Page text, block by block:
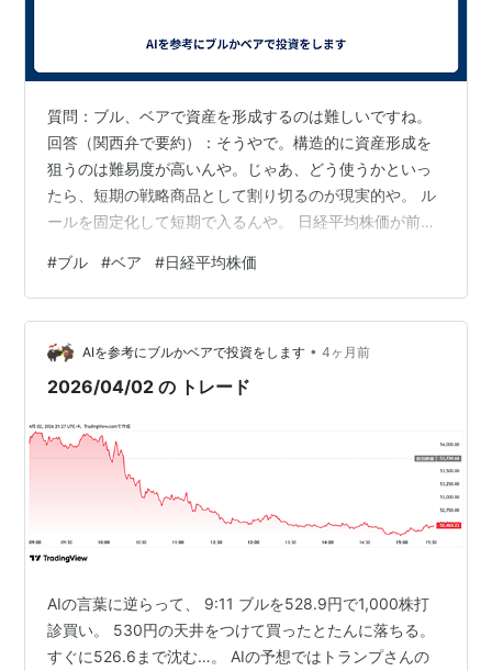
質問：ブル、ベアで資産を形成するのは難しいですね。
回答（関西弁で要約）：そうやで。構造的に資産形成を
狙うのは難易度が高いんや。じゃあ、どう使うかといっ
たら、短期の戦略商品として割り切るのが現実的や。 ル
ールを固定化して短期で入るんや。 日経平均株価が前日
いうわけで、前日比±1％以上うごいたときだけ入ってみ
ようと思います。
#ブル #ベア #日経平均株価
AIを参考にブルかベアで投資をします • 4ヶ月前
2026/04/02 の トレード
AIの言葉に逆らって、 9:11 ブルを528.9円で1,000株打
診買い。 530円の天井をつけて買ったとたんに落ちる。
すぐに526.6まで沈む…。 AIの予想ではトランプさんの